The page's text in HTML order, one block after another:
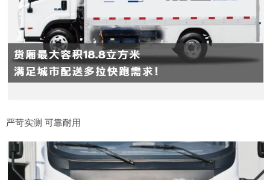
严苛实测 可靠耐用